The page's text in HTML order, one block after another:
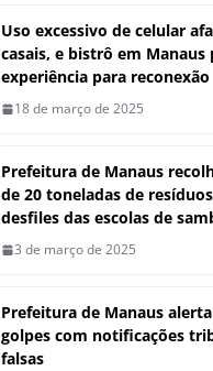
Uso excessivo de celular
casais, e bistrô em Manaus
experiência para reconexão
18 de março de 2025
Prefeitura de Manaus
de 20 toneladas de
desfiles das escolas de
3 de março de 2025
Prefeitura de Manaus
golpes com notificações
falsas